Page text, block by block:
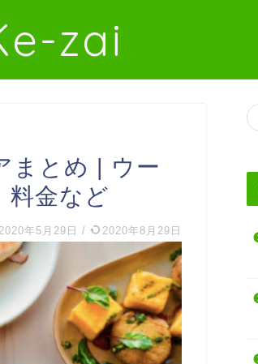
zai
まとめ | ウー
料金など
2020年5月29日 / 2020年8月29日